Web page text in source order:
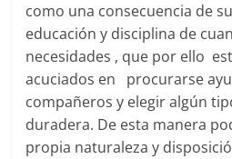
como una consecuencia de
educación y disciplina de
necesidades , que por ello
acuciados en procurarse
compañeros y elegir algún
duradera. De esta manera
propia naturaleza y